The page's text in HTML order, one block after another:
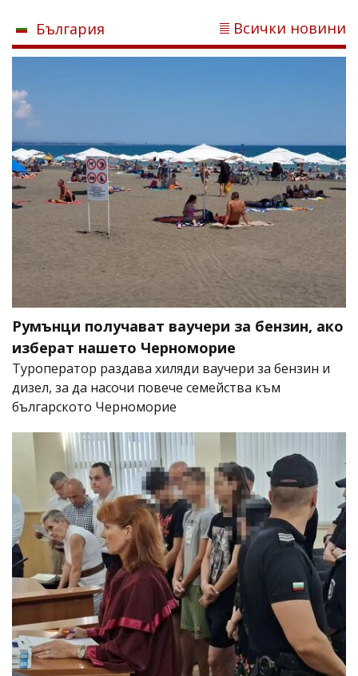
България Всички новини
Румънци получават ваучери за бензин, ако
изберат нашето Черноморие
Туроператор раздава хиляди ваучери за бензин и
дизел, за да насочи повече семейства към
българското Черноморие